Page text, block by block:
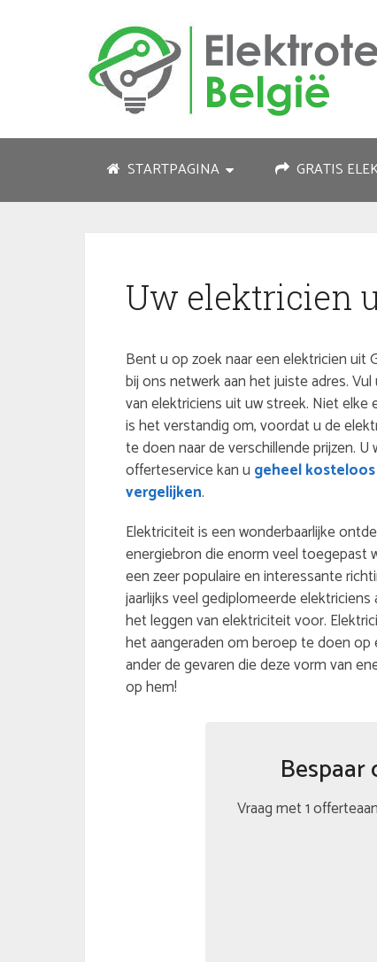
STARTPAGINA GRATIS
Uw elektricien
Bent u op zoek naar een elektricien uit
bij ons netwerk aan het juiste adres.
van elektriciens uit uw streek. Niet
is het verstandig om, voordat u de
te doen naar de verschillende prijzen.
offerteservice kan u geheel
vergelijken.
Elektriciteit is een wonderbaarlijke
energiebron die enorm veel toegepast
een zeer populaire en interessante
jaarlijks veel gediplomeerde
het leggen van elektriciteit voor.
het aangeraden om beroep te doen
ander de gevaren die deze vorm van
op hem!
Vraag met 1